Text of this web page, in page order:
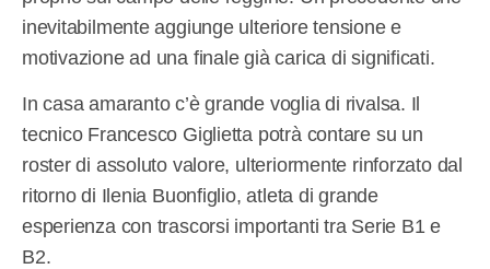
inevitabilmente aggiunge ulteriore tensione e
motivazione ad una finale già carica di significati.
In casa amaranto c’è grande voglia di rivalsa. Il
tecnico Francesco Giglietta potrà contare su un
roster di assoluto valore, ulteriormente rinforzato dal
ritorno di Ilenia Buonfiglio, atleta di grande
esperienza con trascorsi importanti tra Serie B1 e
B2.